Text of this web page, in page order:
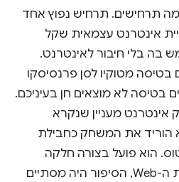
תרחישים. תרחיש נפוץ אחד
אינטרנט עצמאית שקל
בה בלי חיבור לאינטרנט.
מטוקיו לסן פרנסיסקו
בטיסה לא מוצאים חן בעיניכם.
מעניין שנקרא
הוריד את המשחק כחבילת
הוא פועל בצורה חלקה
במצב אופליין. לפני חבילות ה-Web, הסיפור היה מסתיים